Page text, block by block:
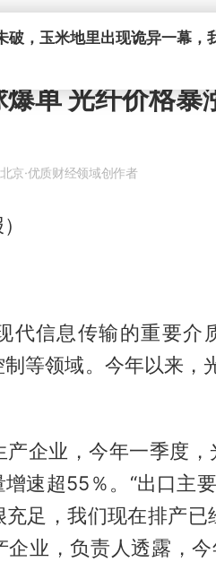
破，玉米地里出现诡异一幕，
爆单 光纤价格
北京·优质财经领域创作者
代信息传输的重要介
等领域。今年以来，
产企业，今年一季度
速超55％。“出口主
足，我们现在排产已
企业，负责人透露，